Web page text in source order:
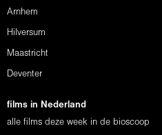
Arnhem
Hilversum
Maastricht
Deventer
films in Nederland
alle films deze week in de bioscoop